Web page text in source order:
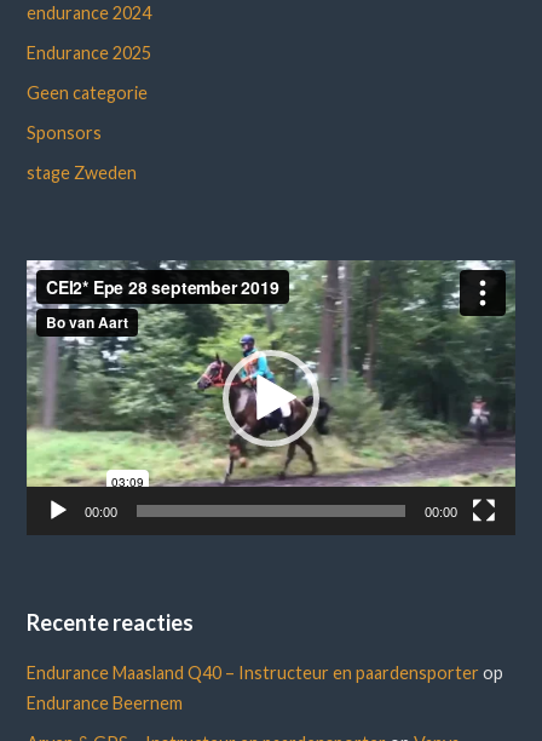
endurance 2024
Endurance 2025
Geen categorie
Sponsors
stage Zweden
Videospeler
00:00 00:00
Recente reacties
Endurance Maasland Q40 – Instructeur en paardensporter op
Endurance Beernem